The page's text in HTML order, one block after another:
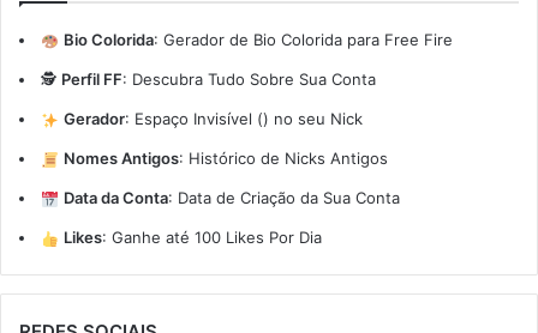
Bio Colorida: Gerador de Bio Colorida para Free Fire
🕵️ Perfil FF: Descubra Tudo Sobre Sua Conta
Gerador: Espaço Invisível (ㅤ) no seu Nick
Nomes Antigos: Histórico de Nicks Antigos
Data da Conta: Data de Criação da Sua Conta
Likes: Ganhe até 100 Likes Por Dia